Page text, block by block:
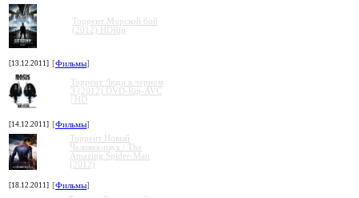
Торрент Морской бой
(2012) HDRip
[13.12.2011] [Фильмы]
Торрент Люди в черном
3 (2012) DVD-Rip-AVC
| HD
[14.12.2011] [Фильмы]
Торрент Новый
Человек-паук / The
Amazing Spider-Man
(2012)
[18.12.2011] [Фильмы]